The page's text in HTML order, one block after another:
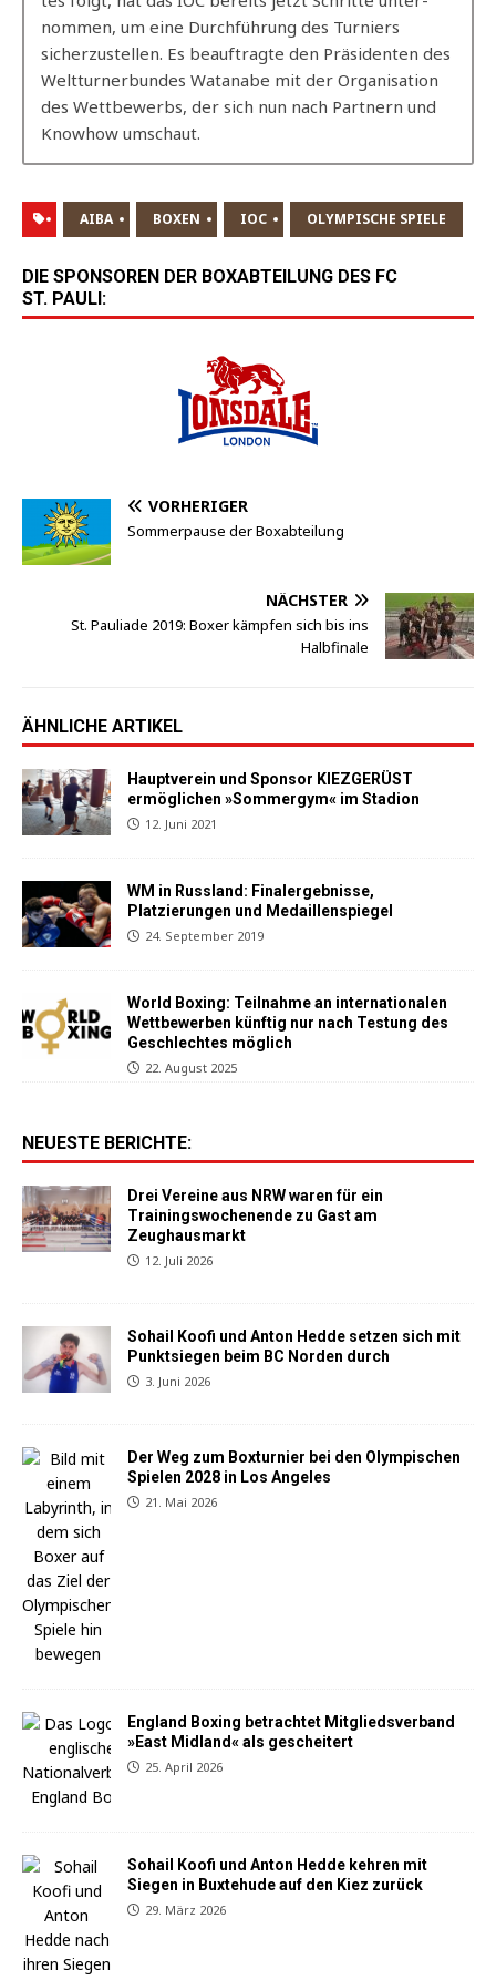
nom­men, um eine Durch­füh­rung des Tur­niers
sicher­zu­stel­len. Es beauf­trag­te den Prä­si­den­ten des
Welt­tur­ner­bun­des Watana­be mit der Orga­ni­sa­ti­on
des Wett­be­werbs, der sich nun nach Part­nern und
Know­how umschaut.
AIBA BOXEN IOC OLYMPISCHE SPIELE
DIE SPONSOREN DER BOXABTEILUNG DES FC
ST. PAULI:
VORHERIGER
Sommerpause der Boxabteilung
NÄCHSTER
St. Pauliade 2019: Boxer kämpfen sich bis ins
Halbfinale
ÄHNLICHE ARTIKEL
Hauptverein und Sponsor KIEZGERÜST
ermöglichen »Sommergym« im Stadion
12. Juni 2021
WM in Russland: Finalergebnisse,
Platzierungen und Medaillenspiegel
24. September 2019
World Boxing: Teilnahme an internationalen
Wettbewerben künftig nur nach Testung des
Geschlechtes möglich
22. August 2025
NEUESTE BERICHTE:
Drei Vereine aus NRW waren für ein
Trainingswochenende zu Gast am
Zeughausmarkt
12. Juli 2026
Sohail Koofi und Anton Hedde setzen sich mit
Punktsiegen beim BC Norden durch
3. Juni 2026
Der Weg zum Boxturnier bei den Olympischen
Spielen 2028 in Los Angeles
21. Mai 2026
England Boxing betrachtet Mitgliedsverband
»East Midland« als gescheitert
25. April 2026
Sohail Koofi und Anton Hedde kehren mit
Siegen in Buxtehude auf den Kiez zurück
29. März 2026